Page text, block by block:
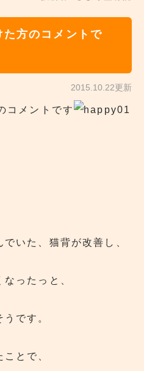
方のコメントで
2015.10.22更新
コメントです
いた、猫背が改善し、
ったっと、
です。
とで、